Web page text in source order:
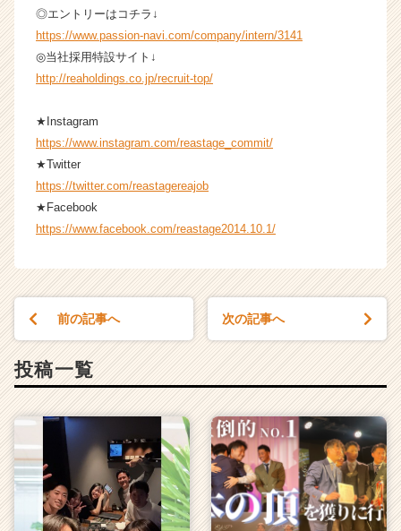
チ
リ
h
a
e
e
◎エントリーはコチラ↓
https://www.passion-navi.com/company/intern/3141
◎当社採用特設サイト↓
http://reaholdings.co.jp/recruit-top/
★Instagram
https://www.instagram.com/reastage_commit/
★Twitter
https://twitter.com/reastagereajob
★Facebook
https://www.facebook.com/reastage2014.10.1/
前の記事へ 次の記事へ
投稿一覧